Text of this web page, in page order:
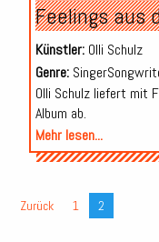
Feelings aus
Künstler:Olli Schulz
Genre:
Olli Schulz liefert mit
Album ab.
Mehr lesen...
Zurück 1 2